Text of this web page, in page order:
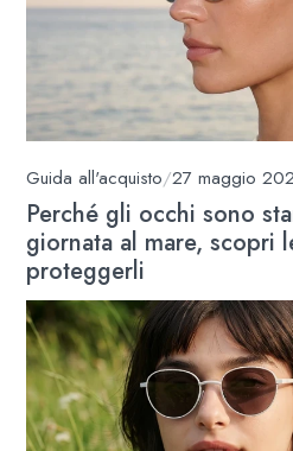
Guida all'acquisto/27 maggio
Perché gli occhi sono
giornata al mare, scopri
proteggerli